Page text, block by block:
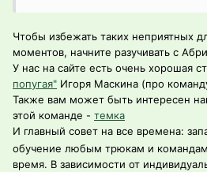
Чтобы избежать таких неприятных
моментов, начните разучивать с
У нас на сайте есть очень хорошая
попугая" Игоря Маскина (про
Также вам может быть интересен
этой команде - темка
И главный совет на все времена:
обучение любым трюкам и
время. В зависимости от